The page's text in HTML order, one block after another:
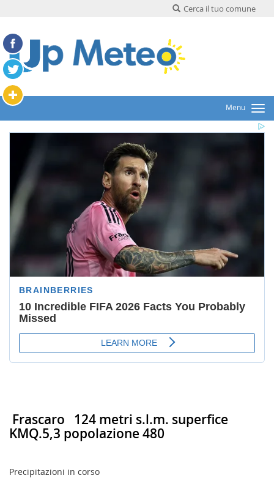
Cerca il tuo comune
Menu
Frascaro 124 metri s.l.m. superfice
KMQ.5,3 popolazione 480
Precipitazioni in corso